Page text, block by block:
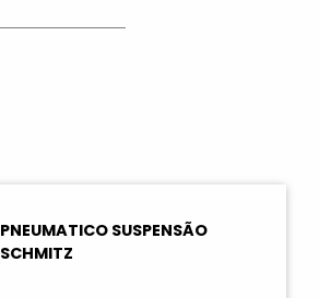
PNEUMATICO SUSPENSÃO
SCHMITZ